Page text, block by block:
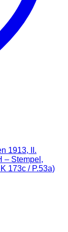
1913, II.
– Stempel,
173c / P.53a)